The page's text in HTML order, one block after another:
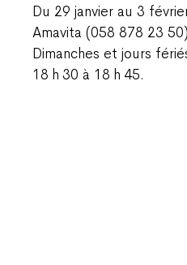
Du 29 janvier au 3
Amavita (058 878 23 50)
Dimanches et jours
18 h 30 à 18 h 45.